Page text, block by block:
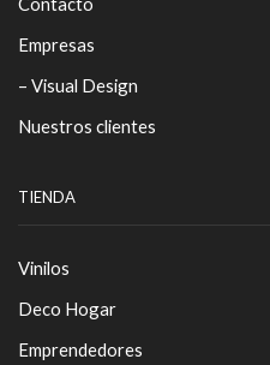
Empresas
– Visual Design
Nuestros clientes
TIENDA
Vinilos
Deco Hogar
Emprendedores